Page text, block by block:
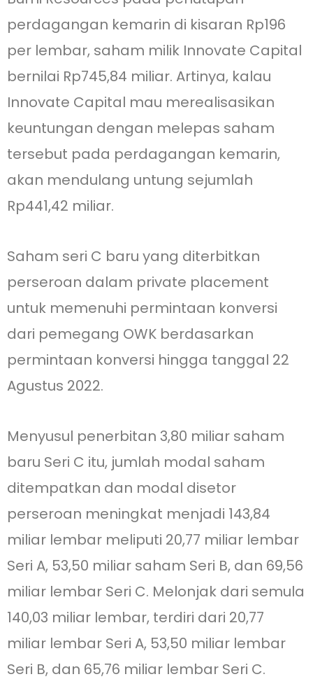
perdagangan kemarin di kisaran Rp196
per lembar, saham milik Innovate Capital
bernilai Rp745,84 miliar. Artinya, kalau
Innovate Capital mau merealisasikan
keuntungan dengan melepas saham
tersebut pada perdagangan kemarin,
akan mendulang untung sejumlah
Rp441,42 miliar.
Saham seri C baru yang diterbitkan
perseroan dalam private placement
untuk memenuhi permintaan konversi
dari pemegang OWK berdasarkan
permintaan konversi hingga tanggal 22
Agustus 2022.
Menyusul penerbitan 3,80 miliar saham
baru Seri C itu, jumlah modal saham
ditempatkan dan modal disetor
perseroan meningkat menjadi 143,84
miliar lembar meliputi 20,77 miliar lembar
Seri A, 53,50 miliar saham Seri B, dan 69,56
miliar lembar Seri C. Melonjak dari semula
140,03 miliar lembar, terdiri dari 20,77
miliar lembar Seri A, 53,50 miliar lembar
Seri B, dan 65,76 miliar lembar Seri C.